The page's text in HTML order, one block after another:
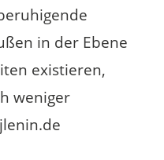
in der Ebene
existieren,
weniger